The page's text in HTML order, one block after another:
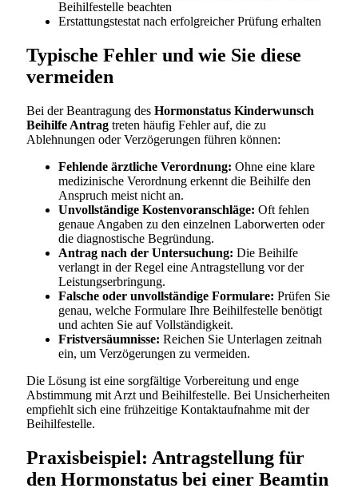
Beihilfestelle beachten
Erstattungstestat nach erfolgreicher Prüfung erhalten
Typische Fehler und wie Sie diese
vermeiden
Bei der Beantragung des Hormonstatus Kinderwunsch
Beihilfe Antrag treten häufig Fehler auf, die zu
Ablehnungen oder Verzögerungen führen können:
Fehlende ärztliche Verordnung: Ohne eine klare
medizinische Verordnung erkennt die Beihilfe den
Anspruch meist nicht an.
Unvollständige Kostenvoranschläge: Oft fehlen
genaue Angaben zu den einzelnen Laborwerten oder
die diagnostische Begründung.
Antrag nach der Untersuchung: Die Beihilfe
verlangt in der Regel eine Antragstellung vor der
Leistungserbringung.
Falsche oder unvollständige Formulare: Prüfen Sie
genau, welche Formulare Ihre Beihilfestelle benötigt
und achten Sie auf Vollständigkeit.
Fristversäumnisse: Reichen Sie Unterlagen zeitnah
ein, um Verzögerungen zu vermeiden.
Die Lösung ist eine sorgfältige Vorbereitung und enge
Abstimmung mit Arzt und Beihilfestelle. Bei Unsicherheiten
empfiehlt sich eine frühzeitige Kontaktaufnahme mit der
Beihilfestelle.
Praxisbeispiel: Antragstellung für
den Hormonstatus bei einer Beamtin